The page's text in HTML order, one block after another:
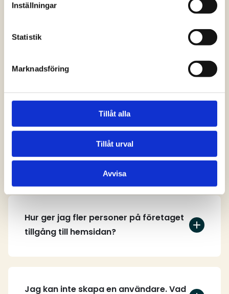
Inställningar
Statistik
Marknadsföring
Tillåt alla
Tillåt urval
Avvisa
Vanliga frågor och
hemsidan?
Hur skapar jag ett användarkonto?
Hur ger jag fler personer på företaget
tillgång till hemsidan?
Jag kan inte skapa en användare. Vad